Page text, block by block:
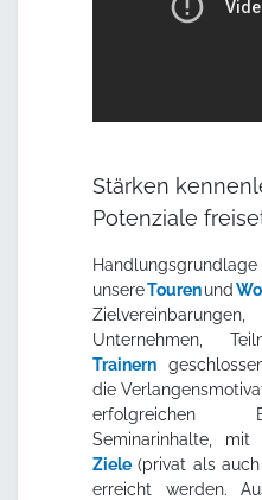
Stärken
Potenziale
unsereTourenund
Unternehmen,
Trainern
die
erfolgreichen
Seminarinhalte,
Ziele (privat als
erreicht werden.